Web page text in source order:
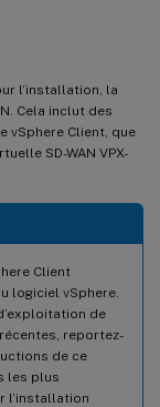
l’installation, la
Cela inclut des
vSphere Client, que
SD-WAN VPX-
Client
logiciel vSphere.
de
reportez-
de ce
les plus
l’installation